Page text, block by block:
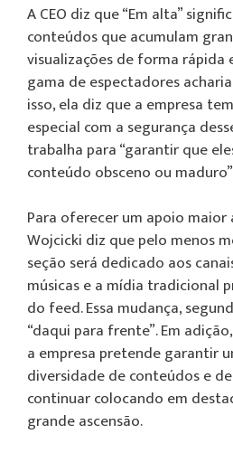
A CEO diz que “Em alta”
conteúdos que acumulam
visualizações de forma rápida
gama de espectadores
isso, ela diz que a empresa
especial com a segurança
trabalha para “garantir que
conteúdo obsceno ou
Para oferecer um apoio maior
Wojcicki diz que pelo menos
seção será dedicado aos
músicas e a mídia tradicional
do feed. Essa mudança,
“daqui para frente”. Em
a empresa pretende garantir
diversidade de conteúdos e
continuar colocando em
grande ascensão.